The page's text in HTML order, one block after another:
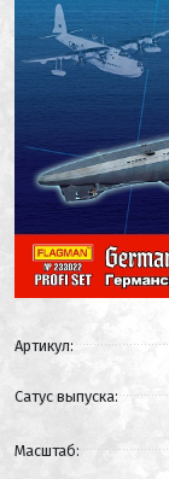
Артикул:
Сатус выпуска:
Масштаб: